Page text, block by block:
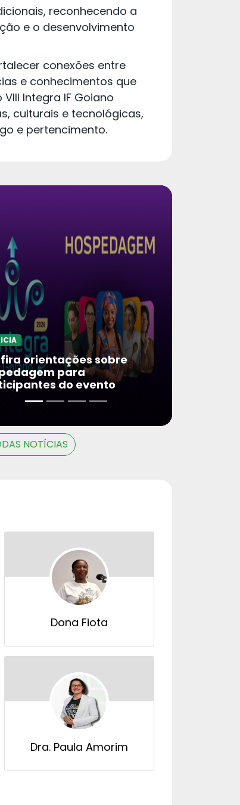
reconhecendo a
e o desenvolvimento
conexões entre
e conhecimentos que
Integra IF Goiano
culturais e tecnológicas,
e pertencimento.
orientações sobre
para
do evento
NOTÍCIAS
Dona Fiota
Dra. Paula Amorim